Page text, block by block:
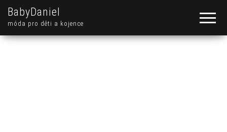
BabyDaniel
móda pro děti a kojence